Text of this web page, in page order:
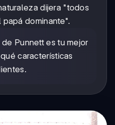
dijera "todos
dominante".
Punnett es tu mejor
características